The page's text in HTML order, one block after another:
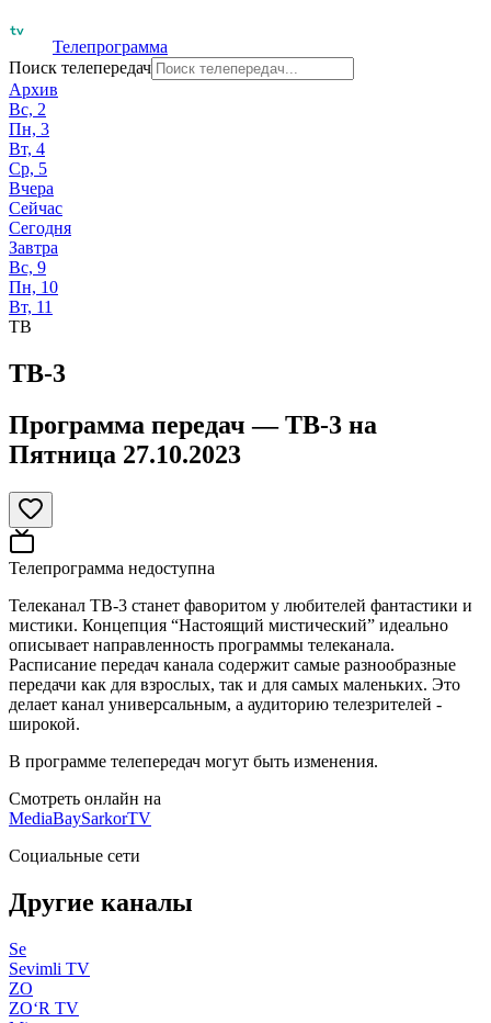
Телепрограмма
Поиск телепередач
Архив
Вс, 2
Пн, 3
Вт, 4
Ср, 5
Вчера
Сейчас
Сегодня
Завтра
Вс, 9
Пн, 10
Вт, 11
ТВ
ТВ-3
Программа передач —ТВ-3 на
Пятница 27.10.2023
Телепрограмма недоступна
Телеканал ТВ-3 станет фаворитом у любителей фантастики и
мистики. Концепция “Настоящий мистический” идеально
описывает направленность программы телеканала.
Расписание передач канала содержит самые разнообразные
передачи как для взрослых, так и для самых маленьких. Это
делает канал универсальным, а аудиторию телезрителей -
широкой.
В программе телепередач могут быть изменения.
Смотреть онлайн на
MediaBaySarkorTV
Социальные сети
Другие каналы
Se
Sevimli TV
ZO
ZO‘R TV